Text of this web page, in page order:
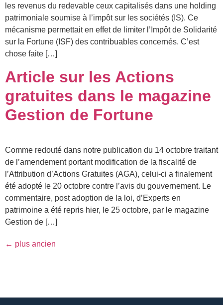
les revenus du redevable ceux capitalisés dans une holding
patrimoniale soumise à l’impôt sur les sociétés (IS). Ce
mécanisme permettait en effet de limiter l’Impôt de Solidarité
sur la Fortune (ISF) des contribuables concernés. C’est
chose faite […]
Article sur les Actions
gratuites dans le magazine
Gestion de Fortune
Comme redouté dans notre publication du 14 octobre traitant
de l’amendement portant modification de la fiscalité de
l’Attribution d’Actions Gratuites (AGA), celui-ci a finalement
été adopté le 20 octobre contre l’avis du gouvernement. Le
commentaire, post adoption de la loi, d’Experts en
patrimoine a été repris hier, le 25 octobre, par le magazine
Gestion de […]
← plus ancien